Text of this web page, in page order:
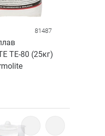
81487
TE-80 (25кг)